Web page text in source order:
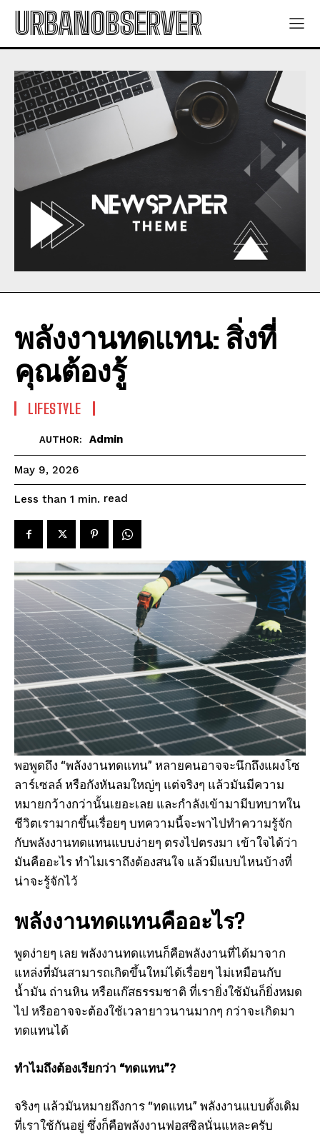
URBANOBSERVER
พลังงานทดแทน: สิ่งที่
คุณต้องรู้
LIFESTYLE
AUTHOR: Admin
May 9, 2026
Less than 1 min. read
พอพูดถึง “พลังงานทดแทน” หลายคนอาจจะนึกถึงแผงโซ
ลาร์เซลล์ หรือกังหันลมใหญ่ๆ แต่จริงๆ แล้วมันมีความ
หมายกว้างกว่านั้นเยอะเลย และกำลังเข้ามามีบทบาทใน
ชีวิตเรามากขึ้นเรื่อยๆ บทความนี้จะพาไปทำความรู้จัก
กับพลังงานทดแทนแบบง่ายๆ ตรงไปตรงมา เข้าใจได้ว่า
มันคืออะไร ทำไมเราถึงต้องสนใจ แล้วมีแบบไหนบ้างที่
น่าจะรู้จักไว้
พลังงานทดแทนคืออะไร?
พูดง่ายๆ เลย พลังงานทดแทนก็คือพลังงานที่ได้มาจาก
แหล่งที่มันสามารถเกิดขึ้นใหม่ได้เรื่อยๆ ไม่เหมือนกับ
น้ำมัน ถ่านหิน หรือแก๊สธรรมชาติ ที่เรายิ่งใช้มันก็ยิ่งหมด
ไป หรืออาจจะต้องใช้เวลายาวนานมากๆ กว่าจะเกิดมา
ทดแทนได้
ทำไมถึงต้องเรียกว่า “ทดแทน”?
จริงๆ แล้วมันหมายถึงการ “ทดแทน” พลังงานแบบดั้งเดิม
ที่เราใช้กันอยู่ ซึ่งก็คือพลังงานฟอสซิลนั่นแหละครับ